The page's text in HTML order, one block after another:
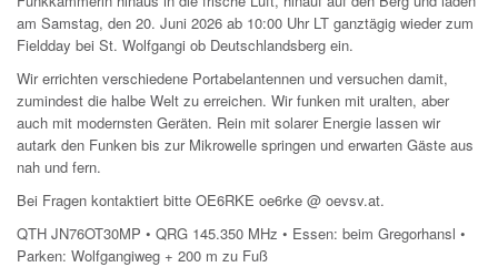
am Samstag, den 20. Juni 2026 ab 10:00 Uhr LT ganztägig wieder zum
Fieldday bei St. Wolfgangi ob Deutschlandsberg ein.
Wir errichten verschiedene Portabelantennen und versuchen damit,
zumindest die halbe Welt zu erreichen. Wir funken mit uralten, aber
auch mit modernsten Geräten. Rein mit solarer Energie lassen wir
autark den Funken bis zur Mikrowelle springen und erwarten Gäste aus
nah und fern.
Bei Fragen kontaktiert bitte OE6RKE oe6rke @ oevsv.at.
QTH JN76OT30MP • QRG 145.350 MHz • Essen: beim Gregorhansl •
Parken: Wolfgangiweg + 200 m zu Fuß